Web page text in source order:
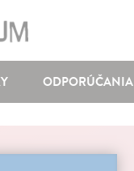
ODPORÚČANIA